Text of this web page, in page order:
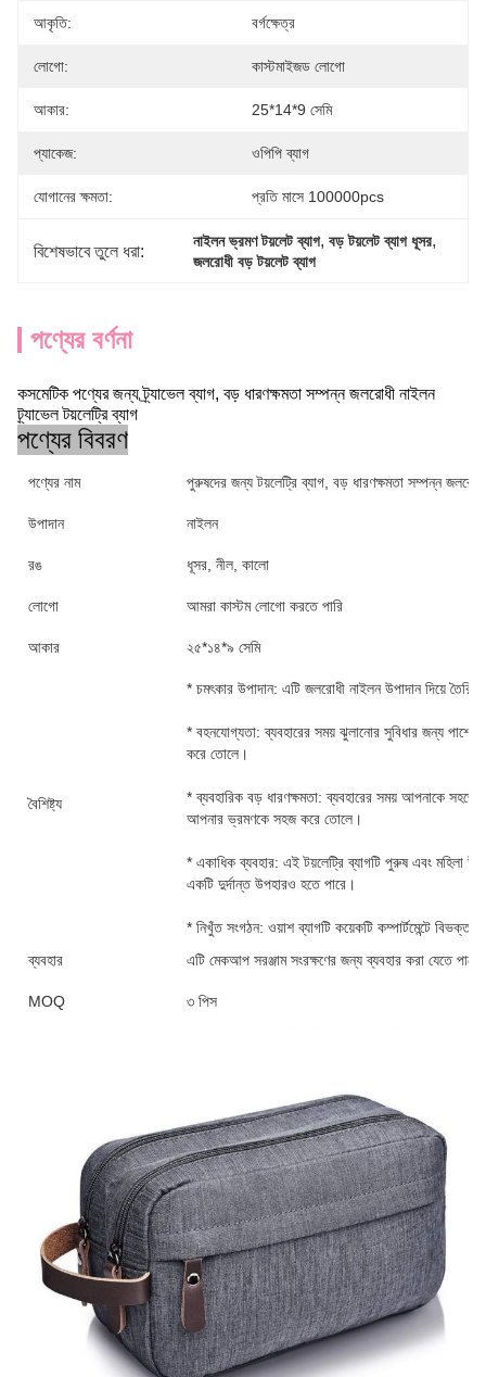
আকৃতি: বর্গক্ষেত্র
লোগো: কাস্টমাইজড লোগো
আকার: 25*14*9 সেমি
প্যাকেজ: ওপিপি ব্যাগ
যোগানের ক্ষমতা: প্রতি মাসে 100000pcs
বিশেষভাবে তুলে ধরা: নাইলন ভ্রমণ টয়লেট ব্যাগ, বড় টয়লেট ব্যাগ ধূসর,
জলরোধী বড় টয়লেট ব্যাগ
পণ্যের বর্ণনা
কসমেটিক পণ্যের জন্য ট্র্যাভেল ব্যাগ, বড় ধারণক্ষমতা সম্পন্ন জলরোধী নাইলন
ট্র্যাভেল টয়লেট্রি ব্যাগ
পণ্যের বিবরণ
পণ্যের নাম পুরুষদের জন্য টয়লেট্রি ব্যাগ, বড় ধারণক্ষমতা সম্পন্ন
উপাদান নাইলন
রঙ ধূসর, নীল, কালো
লোগো আমরা কাস্টম লোগো করতে পারি
আকার ২৫*১৪*৯ সেমি
বৈশিষ্ট্য
* চমৎকার উপাদান: এটি জলরোধী নাইলন উপাদান দিয়ে
* বহনযোগ্যতা: ব্যবহারের সময় ঝুলানোর সুবিধার জন্য পাশে
করে তোলে।
* ব্যবহারিক বড় ধারণক্ষমতা: ব্যবহারের সময় আপনাকে
আপনার ভ্রমণকে সহজ করে তোলে।
* একাধিক ব্যবহার: এই টয়লেট্রি ব্যাগটি পুরুষ এবং মহিলা
একটি দুর্দান্ত উপহারও হতে পারে।
* নিখুঁত সংগঠন: ওয়াশ ব্যাগটি কয়েকটি কম্পার্টমেন্টে বিভক্ত।
ব্যবহার
এটি মেকআপ সরঞ্জাম সংরক্ষণের জন্য ব্যবহার করা যেতে
MOQ ৩ পিস